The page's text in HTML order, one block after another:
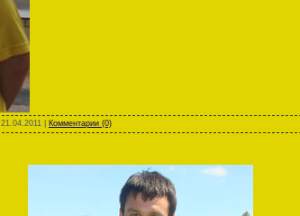
21.04.2011 Комментарии (0)